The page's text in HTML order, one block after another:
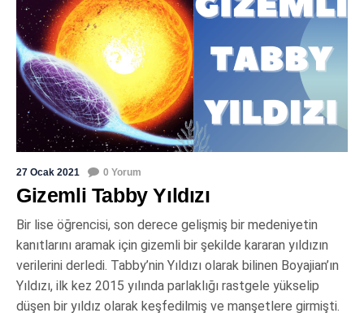
27 Ocak 2021 0 Yorum
Gizemli Tabby Yıldızı
Bir lise öğrencisi, son derece gelişmiş bir medeniyetin
kanıtlarını aramak için gizemli bir şekilde kararan yıldızın
verilerini derledi. Tabby’nin Yıldızı olarak bilinen Boyajian’ın
Yıldızı, ilk kez 2015 yılında parlaklığı rastgele yükselip
düşen bir yıldız olarak keşfedilmiş ve manşetlere girmişti.